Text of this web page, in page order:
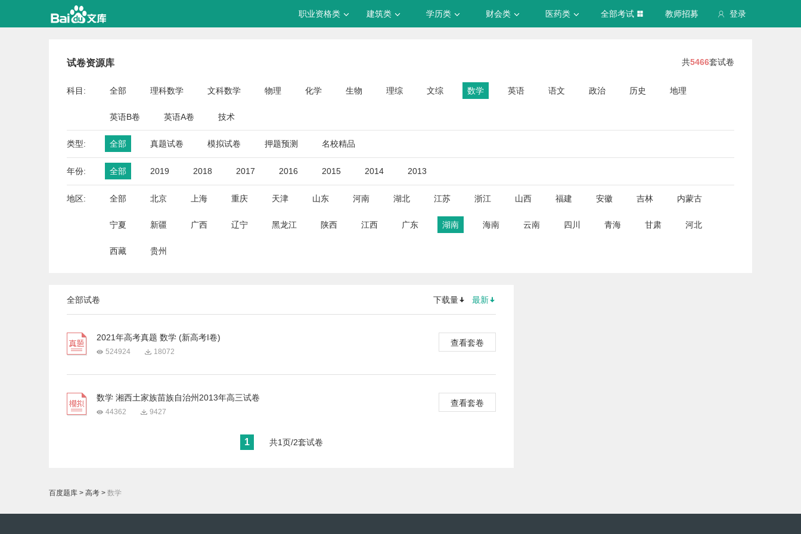
登录
职业资格类 建筑类 学历类 财会类 医药类 全部考试 教师招募
试卷资源库 共5466套试卷
科目: 全部 理科数学 文科数学 物理 化学 生物 理综 文综 数学 英语 语文 政治 历史 地理
英语B卷 英语A卷 技术
类型: 全部 真题试卷 模拟试卷 押题预测 名校精品
年份: 全部 2019 2018 2017 2016 2015 2014 2013
地区: 全部 北京 上海 重庆 天津 山东 河南 湖北 江苏 浙江 山西 福建 安徽 吉林 内蒙古
宁夏 新疆 广西 辽宁 黑龙江 陕西 江西 广东 湖南 海南 云南 四川 青海 甘肃 河北
西藏 贵州
全部试卷 下载量 最新
2021年高考真题 数学 (新高考I卷)
524924 18072
查看套卷
数学 湘西土家族苗族自治州2013年高三试卷
44362 9427
查看套卷
1 共1页/2套试卷
百度题库 > 高考 > 数学